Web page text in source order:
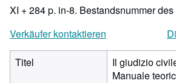
XI + 284 p. in-8. Bestandsnummer
Verkäufer kontaktieren
Titel
Il giudizio
Manuale